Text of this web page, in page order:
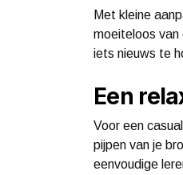
Met kleine
moeiteloos van
iets nieuws te
Een
Voor een
pijpen van je
eenvoudige